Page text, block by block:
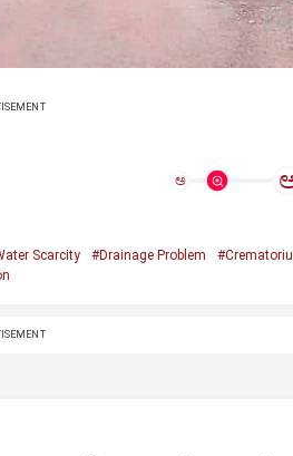
ಅ
Scarcity #Drainage Problem